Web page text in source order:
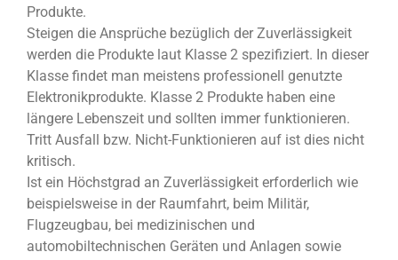
Produkte.
Steigen die Ansprüche bezüglich der Zuverlässigkeit
werden die Produkte laut Klasse 2 spezifiziert. In dieser
Klasse findet man meistens professionell genutzte
Elektronikprodukte. Klasse 2 Produkte haben eine
längere Lebenszeit und sollten immer funktionieren.
Tritt Ausfall bzw. Nicht-Funktionieren auf ist dies nicht
kritisch.
Ist ein Höchstgrad an Zuverlässigkeit erforderlich wie
beispielsweise in der Raumfahrt, beim Militär,
Flugzeugbau, bei medizinischen und
automobiltechnischen Geräten und Anlagen sowie